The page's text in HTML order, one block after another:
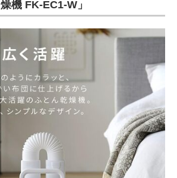
燥機 FK-EC1-W」